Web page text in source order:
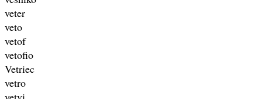
veter
veto
vetof
vetofio
Vetriec
vetro